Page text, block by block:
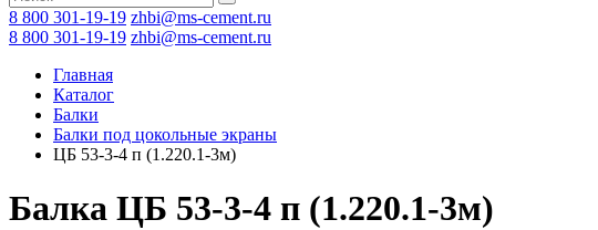
8 800 301-19-19 zhbi@ms-cement.ru
8 800 301-19-19 zhbi@ms-cement.ru
Главная
Каталог
Балки
Балки под цокольные экраны
ЦБ 53-3-4 п (1.220.1-3м)
Балка ЦБ 53-3-4 п (1.220.1-3м)